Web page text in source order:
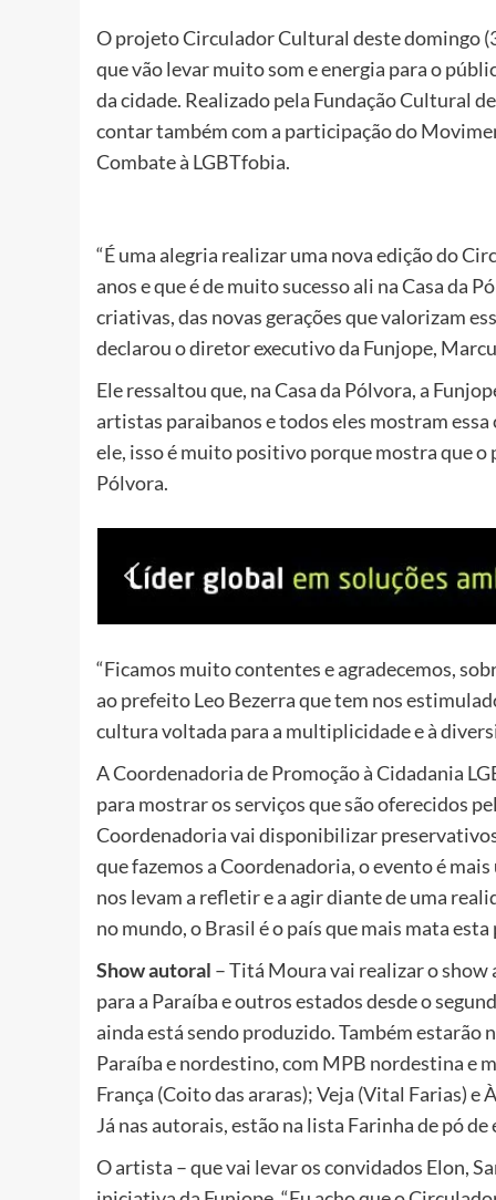
O projeto Circulador Cultural deste domingo
que vão levar muito som e energia para o
da cidade. Realizado pela Fundação Cultural
contar também com a participação do
Combate à LGBTfobia.
“É uma alegria realizar uma nova edição do
anos e que é de muito sucesso ali na Casa da
criativas, das novas gerações que valorizam
declarou o diretor executivo da Funjope,
Ele ressaltou que, na Casa da Pólvora, a
artistas paraibanos e todos eles mostram
ele, isso é muito positivo porque mostra que o
Pólvora.
“Ficamos muito contentes e agradecemos,
ao prefeito Leo Bezerra que tem nos
cultura voltada para a multiplicidade e à
A Coordenadoria de Promoção à Cidadania
para mostrar os serviços que são oferecidos
Coordenadoria vai disponibilizar
que fazemos a Coordenadoria, o evento é
nos levam a refletir e a agir diante de uma
no mundo, o Brasil é o país que mais mata
Show autoral – Titá Moura vai realizar o show
para a Paraíba e outros estados desde o
ainda está sendo produzido. Também estarão
Paraíba e nordestino, com MPB nordestina e
França (Coito das araras); Veja (Vital Farias)
Já nas autorais, estão na lista Farinha de pó
O artista – que vai levar os convidados Elon,